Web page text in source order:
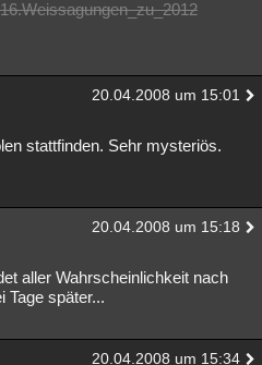
20.04.2008 um 15:01
stattfinden. Sehr mysteriös.
20.04.2008 um 15:18
aller Wahrscheinlichkeit nach
Tage später...
20.04.2008 um 15:34